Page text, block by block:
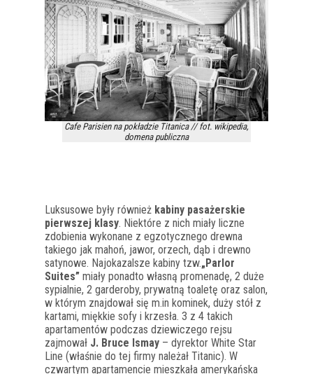
Cafe Parisien na pokładzie Titanica // fot. wikipedia,
domena publiczna
Luksusowe były również kabiny pasażerskie
pierwszej klasy. Niektóre z nich miały liczne
zdobienia wykonane z egzotycznego drewna
takiego jak mahoń, jawor, orzech, dąb i drewno
satynowe. Najokazalsze kabiny tzw.„Parlor
Suites” miały ponadto własną promenadę, 2 duże
sypialnie, 2 garderoby, prywatną toaletę oraz salon,
w którym znajdował się m.in kominek, duży stół z
kartami, miękkie sofy i krzesła. 3 z 4 takich
apartamentów podczas dziewiczego rejsu
zajmował J. Bruce Ismay – dyrektor White Star
Line (właśnie do tej firmy należał Titanic). W
czwartym apartamencie mieszkała amerykańska